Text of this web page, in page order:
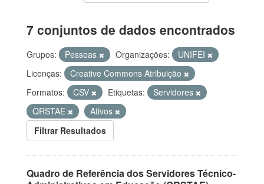
7 conjuntos de dados encontrados
Grupos: Pessoas Organizações:
UNIFEI
Licenças:
Creative Commons Atribuição
Formatos:
CSV Etiquetas:
Servidores
QRSTAE
Ativos
Filtrar Resultados
Quadro de Referência dos Servidores Técnico-